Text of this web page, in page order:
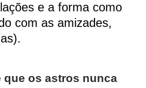
e a forma como
com as amizades,
que os astros nunca